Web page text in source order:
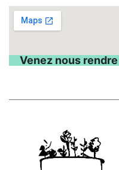
Venez nous